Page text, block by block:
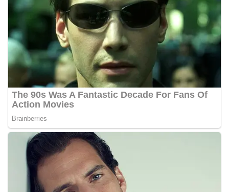
masing secara penuh. Ini adalah bentuk
penghormatan kita bersama terhadap
perjuangan para pahlawan yang telah merebut
kemerdekaan,” ujar Aiptu Muliyadi Suraukur saat
berdialog dengan warga.‎‎Ia juga menambahkan
agar warga memperhatikan kondisi bendera yang
akan dikibarkan, memastikan bendera dalam
keadaan bersih, tidak sobek, dan layak untuk
dikibarkan sebagai simbol kehormatan
negara.‎‎‎Selain menyampaikan imbauan terkait
dimanfaatkan sebagai sarana deteksi dini (early
warning) guna mengantisipasi potensi gangguan
keamanan dan ketertiban masyarakat
(Kamtibmas) di lingkungan tempat tinggal warga.
Melalui interaksi langsung tersebut,
Bhabinkamtibmas dapat menghimpun informasi
awal terkait situasi sosial, potensi kerawanan,